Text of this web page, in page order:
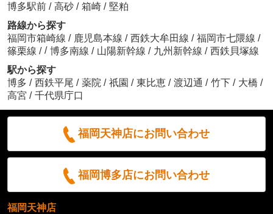
博多駅前 / 高砂 / 箱崎 / 堅粕
路線から探す
福岡市箱崎線 / 鹿児島本線 / 西鉄大牟田線 / 福岡市七隈線 /
篠栗線 / / 博多南線 / 山陽新幹線 / 九州新幹線 / 西鉄貝塚線
駅から探す
博多 / 西鉄平尾 / 薬院 / 祇園 / 東比恵 / 渡辺通 / 竹下 / 大橋 /
高宮 / 千代県庁口
福岡天神店にお問い合わせ
福岡博多店にお問い合わせ
福岡天神店